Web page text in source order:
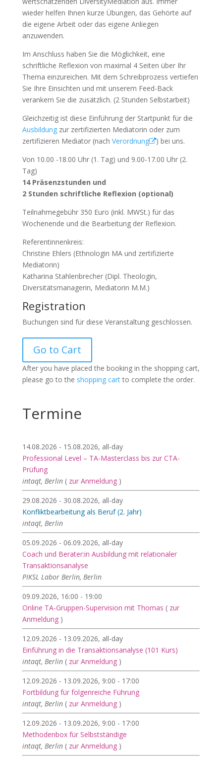
wieder helfen Ihnen kurze Übungen, das Gehörte auf
die eigene Arbeit oder das eigene Anliegen
anzuwenden.
Im Anschluss haben Sie die Möglichkeit, eine
schriftliche Reflexion von maximal 4 Seiten über Ihr
Thema einzureichen. Mit dem Schreibprozess vertiefen
Sie Ihre Einsichten und mit unserem Feed-Back
verankern Sie die zusätzlich. (2 Stunden Selbstarbeit)
Gleichzeitig ist diese Einführung der Startpunkt für die
Ausbildungzur zertifizierten Mediatorin oder zum
zertifizieren Mediator (nach Verordnung
) bei uns.
Von 10.00 -18.00 Uhr (1. Tag) und 9.00-17.00 Uhr (2.
Tag)
14 Präsenzstunden und
2 Stunden schriftliche Reflexion (optional)
Teilnahmegebühr 350 Euro (inkl. MWSt.) für das
Wochenende und die Bearbeitung der Reflexion.
Referentinnenkreis:
Christine Ehlers (Ethnologin MA und zertifizierte
Mediatorin)
Katharina Stahlenbrecher (Dipl. Theologin,
Diversitätsmanagerin, Mediatorin M.M.)
Registration
Buchungen sind für diese Veranstaltung geschlossen.
Go to Cart
After you have placed the booking in the shopping cart,
please go to the shopping cartto complete the order.
Termine
14.08.2026 - 15.08.2026, all-day
Professional Level – TA-Masterclass bis zur CTA-
Prüfung
intaqt, Berlin ( zur Anmeldung)
29.08.2026 - 30.08.2026, all-day
Konfliktbearbeitung als Beruf (2. Jahr)
intaqt, Berlin
05.09.2026 - 06.09.2026, all-day
Coach und Berater:in Ausbildung mit relationaler
Transaktionsanalyse
PIKSL Labor Berlin, Berlin
09.09.2026, 16:00 - 19:00
Online TA-Gruppen-Supervision mit Thomas ( zur
Anmeldung)
12.09.2026 - 13.09.2026, all-day
Einführung in die Transaktionsanalyse (101 Kurs)
intaqt, Berlin ( zur Anmeldung)
12.09.2026 - 13.09.2026, 9:00 - 17:00
Fortbildung für folgenreiche Führung
intaqt, Berlin ( zur Anmeldung)
12.09.2026 - 13.09.2026, 9:00 - 17:00
Methodenbox für Selbstständige
intaqt, Berlin ( zur Anmeldung)